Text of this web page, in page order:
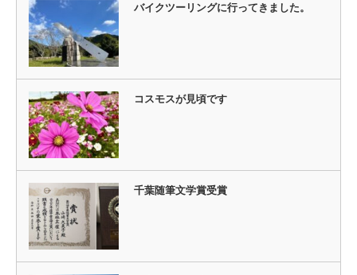
バイクツーリングに行ってきました。
コスモスが見頃です
千葉随筆文学賞受賞